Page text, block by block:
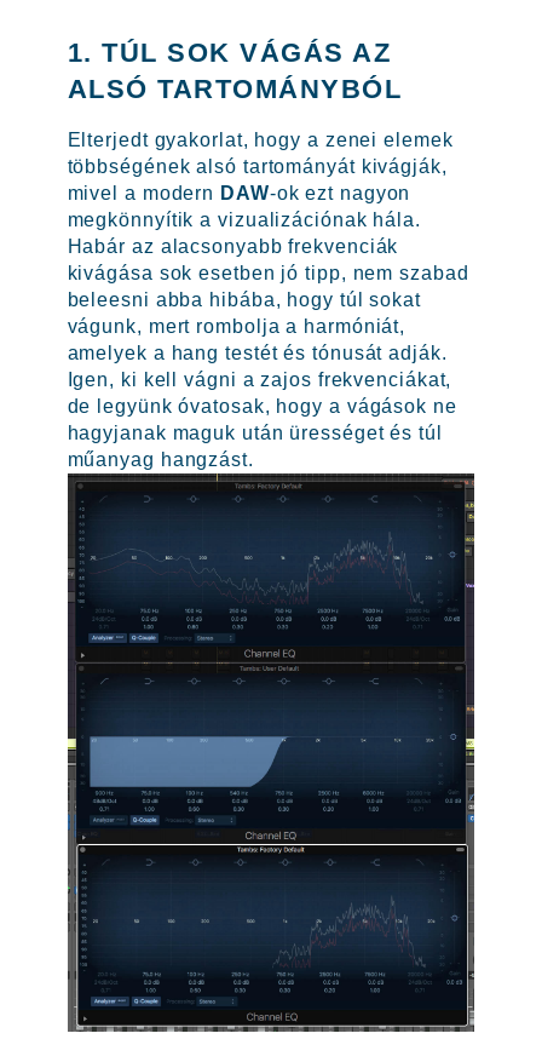
1. TÚL SOK VÁGÁS AZ
ALSÓ TARTOMÁNYBÓL
Elterjedt gyakorlat, hogy a zenei elemek
többségének alsó tartományát kivágják,
mivel a modern DAW-ok ezt nagyon
megkönnyítik a vizualizációnak hála.
Habár az alacsonyabb frekvenciák
kivágása sok esetben jó tipp, nem szabad
beleesni abba hibába, hogy túl sokat
vágunk, mert rombolja a harmóniát,
amelyek a hang testét és tónusát adják.
Igen, ki kell vágni a zajos frekvenciákat,
de legyünk óvatosak, hogy a vágások ne
hagyjanak maguk után ürességet és túl
műanyag hangzást.